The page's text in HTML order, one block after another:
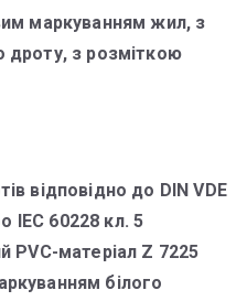
маркуванням жил, з
дроту, з розміткою
відповідно до DIN VDE
IEC 60228 кл. 5
PVC-матеріал Z 7225
білого